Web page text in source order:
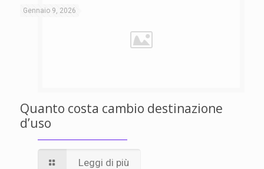
Gennaio 9, 2026
Quanto costa cambio destinazione
d’uso
Leggi di più